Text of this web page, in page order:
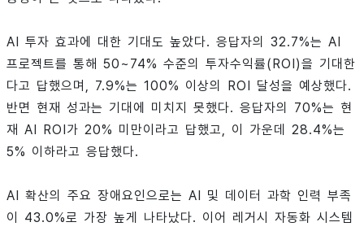
AI 투자 효과에 대한 기대도 높았다. 응답자의 32.7%는 AI
프로젝트를 통해 50~74% 수준의 투자수익률(ROI)을 기대한
다고 답했으며, 7.9%는 100% 이상의 ROI 달성을 예상했다.
반면 현재 성과는 기대에 미치지 못했다. 응답자의 70%는 현
재 AI ROI가 20% 미만이라고 답했고, 이 가운데 28.4%는
5% 이하라고 응답했다.
AI 확산의 주요 장애요인으로는 AI 및 데이터 과학 인력 부족
이 43.0%로 가장 높게 나타났다. 이어 레거시 자동화 시스템